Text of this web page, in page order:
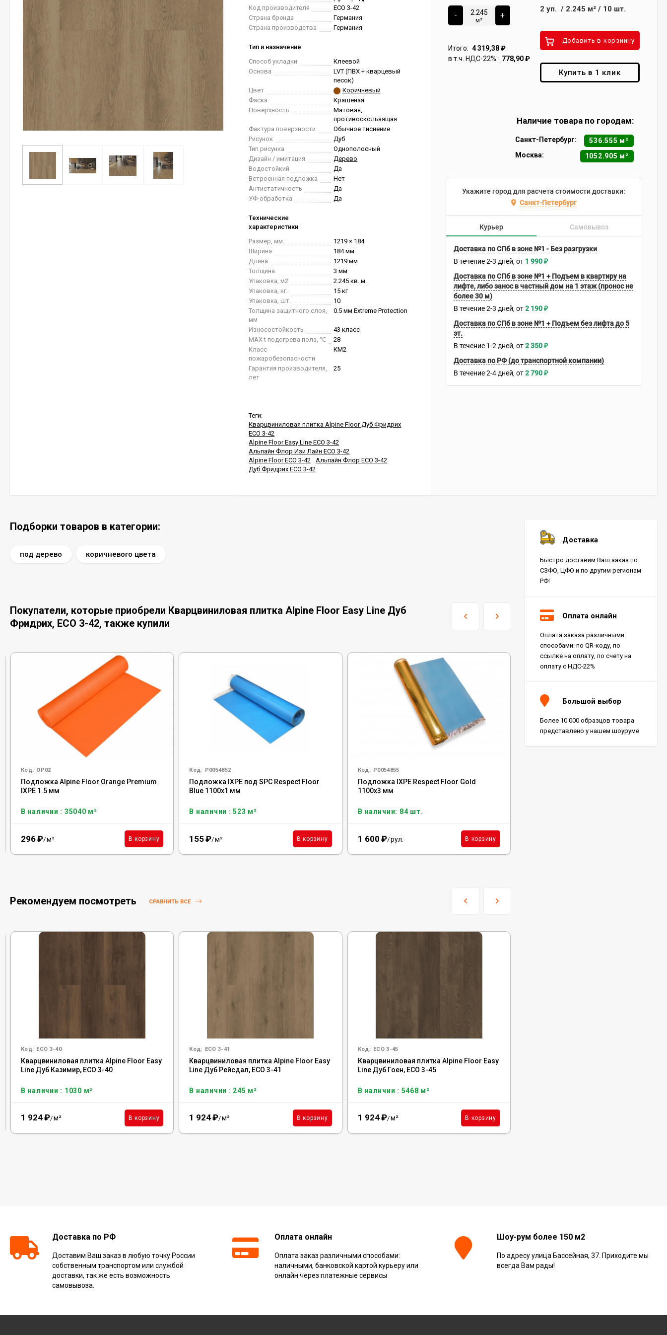
Код производителя
ЕСО 3-42
Страна бренда
Германия
Страна производства
Германия
Тип и назначение
Способ укладки
Клеевой
Основа
LVT (ПВХ + кварцевый
песок)
Цвет
Коричневый
Фаска
Крашеная
Поверхность
Матовая,
противоскользящая
Фактура поверхности
Обычное тиснение
Рисунок
Дуб
Тип рисунка
Однополосный
Дизайн / имитация
Дерево
Водостойкий
Да
Встроенная подложка
Нет
Антистатичность
Да
УФ-обработка
Да
Технические
характеристики
Размер, мм.
1219 × 184
Ширина
184 мм
Длина
1219 мм
Толщина
3 мм
Упаковка, м2
2.245 кв. м.
Упаковка, кг.
15 кг
Упаковка, шт.
10
Толщина защитного слоя,
мм
0.5 мм Extreme Protection
Износостойкость
43 класс
MAX t подогрева пола, ℃
28
Класс
пожаробезопасности
КМ2
Гарантия производителя,
лет
25
Теги:
Кварцвиниловая плитка Alpine Floor Дуб Фридрих
ЕСО 3-42
Alpine Floor Easy Line ЕСО 3-42
Альпайн Флор Изи Лайн ЕСО 3-42
Alpine Floor ЕСО 3-42
Альпайн Флор ЕСО 3-42
Дуб Фридрих ЕСО 3-42
-
м²
+
Итого: 4 319,38₽
в т.ч. НДС-22%:
778,90₽
2 уп. / 2.245 м²/ 10 шт.
Добавить в корзиину
Купить в 1 клик
Наличие товара по городам:
Санкт-Петербург:
536.555 м²
Москва:
1052.905 м²
Укажите город для расчета стоимости доставки:
Санкт-Петербург
Курьер Самовывоз
Доставка по СПб в зоне №1 - Без разгрузки
В течение 2-3 дней 1 990₽
Доставка по СПб в зоне №1 + Подъем в квартиру на
лифте, либо занос в частный дом на 1 этаж (пронос не
более 30 м)
В течение 2-3 дней 2 190₽
Доставка по СПб в зоне №1 + Подъем без лифта до 5
эт.
В течение 1-2 дней 2 350₽
Доставка по РФ (до транспортной компании)
В течение 2-4 дней 2 790₽
Подборки товаров в категории:
под дерево коричневого цвета
Покупатели, которые приобрели Кварцвиниловая плитка Alpine Floor Easy Line Дуб
Фридрих, ЕСО 3-42, также купили
Код: OP02
Подложка Alpine Floor Orange Premium
IXPE 1.5 мм
В наличии : 35040 м²
296₽/м² В корзину
Код: Р0054852
Подложка IXPE под SPC Respect Floor
Blue 1100х1 мм
В наличии : 523 м²
155₽/м² В корзину
Код: Р0054855
Подложка IXPE Respect Floor Gold
1100х3 мм
В наличии: 84 шт.
1 600 ₽/рул. В корзину
Рекомендуем посмотреть СРАВНИТЬ ВСЕ
Код: ECO 3-40
Кварцвиниловая плитка Alpine Floor Easy
Line Дуб Казимир, ЕСО 3-40
В наличии : 1030 м²
1 924₽/м² В корзину
Код: ECO 3-41
Кварцвиниловая плитка Alpine Floor Easy
Line Дуб Рейсдал, ЕСО 3-41
В наличии : 245 м²
1 924₽/м² В корзину
Код: ECO 3-45
Кварцвиниловая плитка Alpine Floor Easy
Line Дуб Гоен, ЕСО 3-45
В наличии : 5468 м²
1 924₽/м² В корзину
Доставка
Быстро доставим Ваш заказ по
СЗФО, ЦФО и по другим регионам
РФ!
Оплата онлайн
Оплата заказа различными
способами: по QR-коду, по
ссылке на оплату, по счету на
оплату с НДС-22%
Большой выбор
Более 10 000 образцов товара
представлено у нашем шоуруме
Доставка по РФ
Доставим Ваш заказ в любую точку России
собственным транспортом или службой
доставки, так же есть возможность
самовывоза.
Оплата онлайн
Оплата заказ различными способами:
наличными, банковской картой курьеру или
онлайн через платежные сервисы
Шоу-рум более 150 м2
По адресу улица Бассейная, 37. Приходите мы
всегда Вам рады!